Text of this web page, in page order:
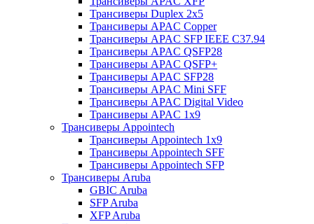
Трансиверы Duplex 2x5
Трансиверы APAC Copper
Трансиверы APAC SFP IEEE C37.94
Трансиверы APAC QSFP28
Трансиверы APAC QSFP+
Трансиверы APAC SFP28
Трансиверы APAC Mini SFF
Трансиверы APAC Digital Video
Трансиверы APAC 1x9
Трансиверы Appointech
Трансиверы Appointech 1x9
Трансиверы Appointech SFF
Трансиверы Appointech SFP
Трансиверы Aruba
GBIC Aruba
SFP Aruba
XFP Aruba